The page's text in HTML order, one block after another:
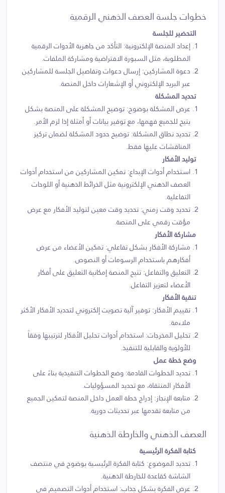
خطوات جلسة العصف الذهني الرقمية
التحضير للجلسة
إعداد المنصة الإلكترونية: التأكد من جاهزية الأدوات الرقمية
المطلوبة، مثل السبورة الافتراضية ومشاركة الملفات.
دعوة المشاركين: إرسال دعوات وتفاصيل الجلسة للمشاركين
عبر البريد الإلكتروني أو الإشعارات داخل المنصة.
تحديد المشكلة
عرض المشكلة بوضوح: توضيح المشكلة على المنصة بشكل
يتيح للجميع فهمها، مع توفير بيانات أو أمثلة إذا لزم الأمر.
تحديد نطاق المشكلة: توضيح حدود المشكلة لضمان تركيز
المناقشات عليها فقط.
توليد الأفكار
استخدام أدوات الإبداع: تمكين المشاركين من استخدام أدوات
العصف الذهني الإلكترونية مثل الخرائط الذهنية أو اللوحات
التفاعلية.
تحديد وقت زمني: تحديد وقت معين لتوليد الأفكار مع عرض
مؤقت رقمي على المنصة.
مشاركة الأفكار
مشاركة الأفكار بشكل تفاعلي: تمكين الأعضاء من عرض
أفكارهم باستخدام الرسومات أو النصوص.
التعليق والتفاعل: تتيح المنصة إمكانية التعليق على أفكار
الأعضاء لتعزيز التفاعل.
تنقية الأفكار
تقييم الأفكار: توفير آلية تصويت إلكتروني لتحديد الأفكار الأكثر
ملاءمة.
تحليل المخرجات: استخدام أدوات تحليل الأفكار لترتيبها وفقاً
للأولوية والقابلية للتنفيذ.
وضع خطة عمل
تحديد الخطوات القادمة: وضع الخطوات التنفيذية بناءً على
الأفكار المنتقاة، مع تحديد المسؤوليات.
متابعة الإنجاز: إدراج خطة العمل داخل المنصة لتمكين الجميع
من متابعة تقدمها عبر تحديثات دورية.
العصف الذهني والخارطة الذهنية
كتابة الفكرة الرئيسية
تحديد الموضوع: كتابة الفكرة الرئيسية بوضوح في منتصف
الشاشة كقاعدة للخارطة الذهنية.
عرض الفكرة بشكل جذاب: استخدام أدوات التصميم في